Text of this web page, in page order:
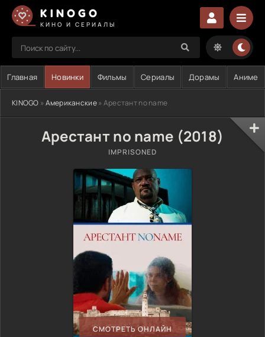
KINOGO
КИНО И СЕРИАЛЫ
Главная Новинки Фильмы Сериалы Дорамы Аниме
KINOGO » Американские» Арестант no name
Арестант no name (2018)
IMPRISONED
СМОТРЕТЬ ОНЛАЙН